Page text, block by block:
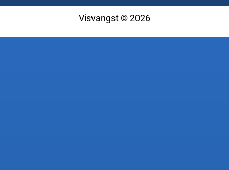
Visvangst © 2026